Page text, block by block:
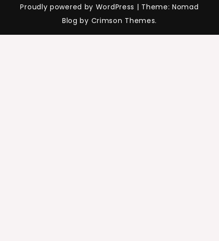
Proudly powered by WordPress | Theme: Nomad
Blog by Crimson Themes.